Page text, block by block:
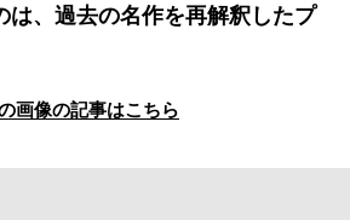
は、過去の名作を再解釈したプ
画像の記事はこちら